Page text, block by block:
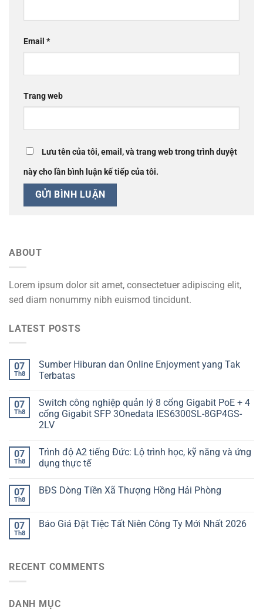
Email *
Trang web
Lưu tên của tôi, email, và trang web trong trình duyệt
này cho lần bình luận kế tiếp của tôi.
ABOUT
Lorem ipsum dolor sit amet, consectetuer adipiscing elit,
sed diam nonummy nibh euismod tincidunt.
LATEST POSTS
07
Th8
Sumber Hiburan dan Online Enjoyment yang Tak
Terbatas
07
Th8
Switch công nghiệp quản lý 8 cổng Gigabit PoE + 4
cổng Gigabit SFP 3Onedata IES6300SL-8GP4GS-
2LV
07
Th8
Trình độ A2 tiếng Đức: Lộ trình học, kỹ năng và ứng
dụng thực tế
07
Th8
BĐS Dòng Tiền Xã Thượng Hồng Hải Phòng
07
Th8
Báo Giá Đặt Tiệc Tất Niên Công Ty Mới Nhất 2026
RECENT COMMENTS
DANH MỤC